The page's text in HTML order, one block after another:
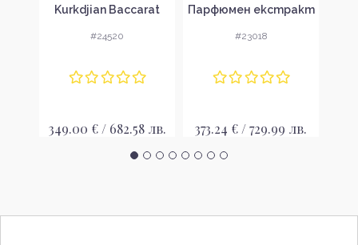
Kurkdjian Baccarat
Parfum Унисекс
без опаковка
#24520
349.00 € / 682.58 лв.
Парфюмен екстракт
#23018
373.24 € / 729.99 лв.